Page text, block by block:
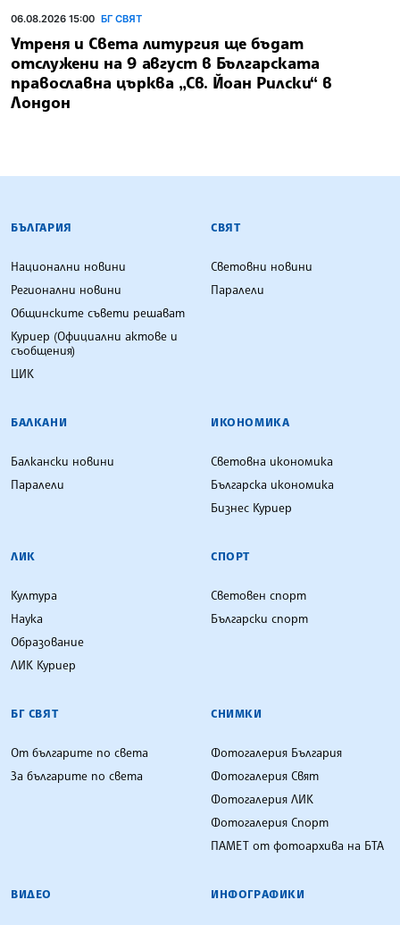
06.08.2026 15:00 БГ СВЯТ
Утреня и Света литургия ще бъдат
отслужени на 9 август в Българската
православна църква „Св. Йоан Рилски“ в
Лондон
БЪЛГАРСКА ТЕЛЕГРАФНА АГЕНЦИЯ
БЪЛГАРИЯ
Национални новини
Регионални новини
Общинските съвети решават
Куриер (Официални актове и
съобщения)
ЦИК
СВЯТ
Световни новини
Паралели
БАЛКАНИ
Балкански новини
Паралели
ИКОНОМИКА
Световна икономика
Българска икономика
Бизнес Куриер
ЛИК
Култура
Наука
Образование
ЛИК Куриер
СПОРТ
Световен спорт
Български спорт
БГ СВЯТ
От българите по света
За българите по света
СНИМКИ
Фотогалерия България
Фотогалерия Свят
Фотогалерия ЛИК
Фотогалерия Спорт
ПАМЕТ от фотоархива на БТА
ВИДЕО ИНФОГРАФИКИ